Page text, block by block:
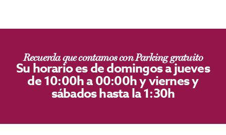
Recuerda que contamos con Parking gratuito
Su horario es de domingos a jueves
de 10:00h a 00:00h y viernes y
sábados hasta la 1:30h